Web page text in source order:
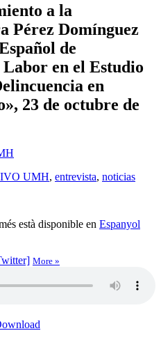
a la
Pérez Domínguez
de
en el Estudio
en
23 de octubre de
UMH, entrevista, noticias
està disponible en Espanyol
More »